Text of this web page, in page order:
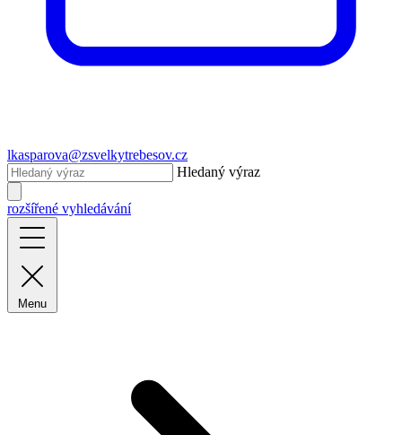
lkasparova@zsvelkytrebesov.cz
Hledaný výraz
rozšířené vyhledávání
Menu